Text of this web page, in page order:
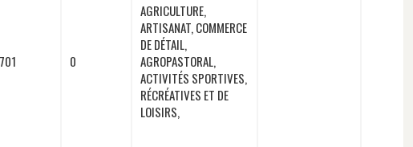
701 0
AGRICULTURE,
ARTISANAT, COMMERCE
DE DÉTAIL,
AGROPASTORAL,
ACTIVITÉS SPORTIVES,
RÉCRÉATIVES ET DE
LOISIRS,